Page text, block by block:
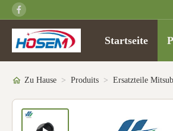
Startseite
Zu Hause > Produits > Ersatzteile